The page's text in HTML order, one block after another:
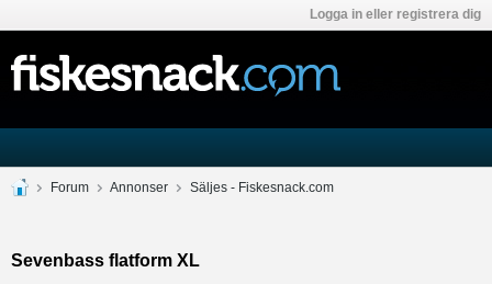
Logga in eller registrera dig
Forum Annonser Säljes - Fiskesnack.com
Sevenbass flatform XL